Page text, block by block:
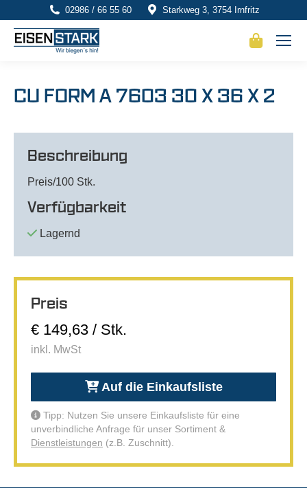
02986 / 66 55 60 Starkweg 3, 3754 Irnfritz
CU FORM A 7603 30 X 36 X 2
Beschreibung
Preis/100 Stk.
Verfügbarkeit
Lagernd
Preis
€ 149,63 / Stk.
inkl. MwSt
Auf die Einkaufsliste
Tipp: Nutzen Sie unsere Einkaufsliste für eine
unverbindliche Anfrage für unser Sortiment &
Dienstleistungen (z.B. Zuschnitt).